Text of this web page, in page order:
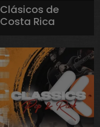
Clásicos de
Costa Rica